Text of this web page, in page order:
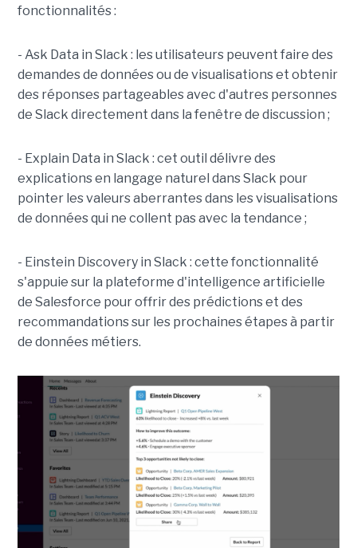
fonctionnalités :
- Ask Data in Slack : les utilisateurs peuvent faire des
demandes de données ou de visualisations et obtenir
des réponses partageables avec d'autres personnes
de Slack directement dans la fenêtre de discussion ;
- Explain Data in Slack : cet outil délivre des
explications en langage naturel dans Slack pour
pointer les valeurs aberrantes dans les visualisations
de données qui ne collent pas avec la tendance ;
- Einstein Discovery in Slack : cette fonctionnalité
s'appuie sur la plateforme d'intelligence artificielle
de Salesforce pour offrir des prédictions et des
recommandations sur les prochaines étapes à partir
de données métiers.